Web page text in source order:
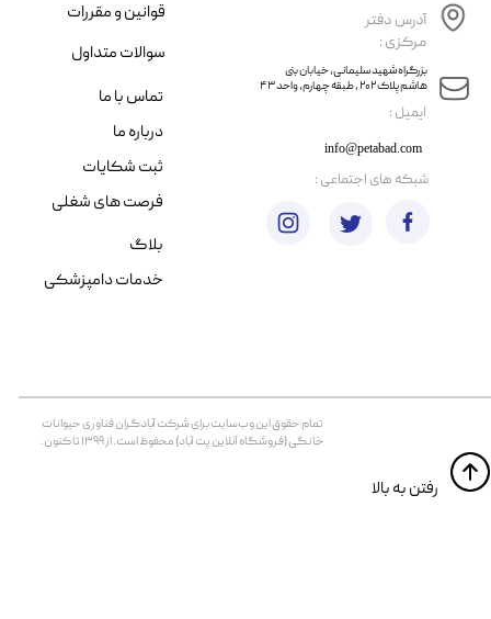
​ایمیل :
آدرس دفتر
مرکزی :
info@petabad.com
​​بزرگراه شهید سلیمانی، خیابان بنی
هاشم پلاک ۲۰۲ ، طبقه چهارم، واحد ۴۳
تمام حقوق اين وب‌سايت برای شرکت آبادگران فناوری حیوانات
خانگی (فروشگاه آنلاین پت آباد) محفوظ است. از ۱۳۹۹ تا کنون.
​​رفتن به بالا
قوانین و مقررات
سوالات متداول
تماس با ما
درباره ما
ثبت شکایات
فرصت های شغلی
​شبکه های اجتماعی :
بلاگ
خدمات دامپزشکی